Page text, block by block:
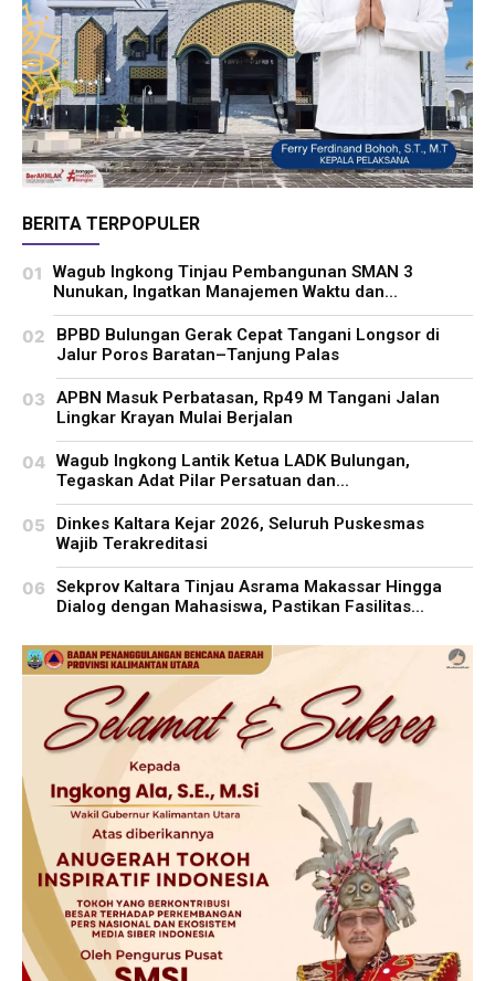
BERITA TERPOPULER
Wagub Ingkong Tinjau Pembangunan SMAN 3
Nunukan, Ingatkan Manajemen Waktu dan...
BPBD Bulungan Gerak Cepat Tangani Longsor di
Jalur Poros Baratan–Tanjung Palas
APBN Masuk Perbatasan, Rp49 M Tangani Jalan
Lingkar Krayan Mulai Berjalan
Wagub Ingkong Lantik Ketua LADK Bulungan,
Tegaskan Adat Pilar Persatuan dan...
Dinkes Kaltara Kejar 2026, Seluruh Puskesmas
Wajib Terakreditasi
Sekprov Kaltara Tinjau Asrama Makassar Hingga
Dialog dengan Mahasiswa, Pastikan Fasilitas...